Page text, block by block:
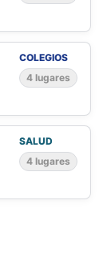
COLEGIOS
4 lugares
SALUD
4 lugares